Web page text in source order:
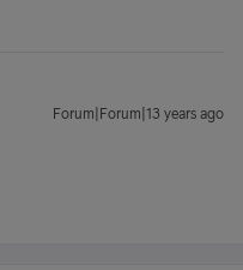
Forum|Forum|13 years ago